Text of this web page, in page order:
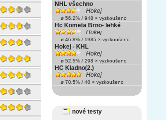
NHL všechno
Hokej
ø 56.2% / 948 × vyzkoušeno
Hc Kometa Brno- lehké
Hokej
ø 46.8% / 1985 × vyzkoušeno
Hokej - KHL
Hokej
ø 52.5% / 298 × vyzkoušeno
HC Kladno(2.)
Hokej
ø 70.5% / 40 × vyzkoušeno
nové testy